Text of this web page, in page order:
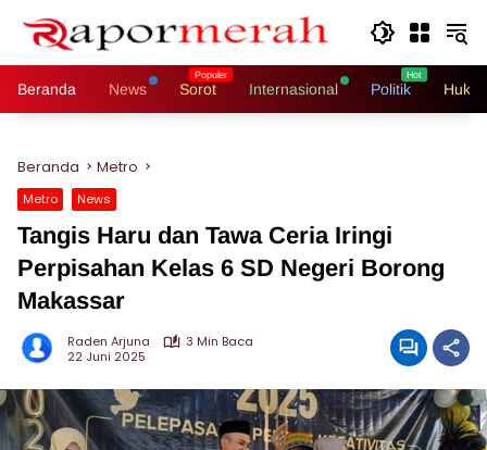
Beranda News Sorot Internasional Politik
Beranda Metro
Metro News
Tangis Haru dan Tawa Ceria Iringi
Perpisahan Kelas 6 SD Negeri Borong
Makassar
Raden Arjuna
3 Min Baca
22 Juni 2025